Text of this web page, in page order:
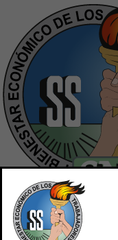
Inicio
Quiénes Somos